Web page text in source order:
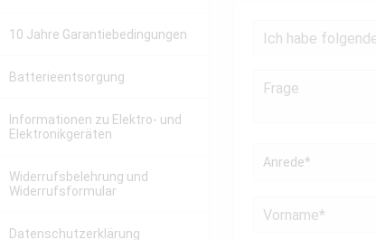
10 Jahre Garantiebedingungen
Batterieentsorgung
Informationen zu Elektro- und
Elektronikgeräten
Widerrufsbelehrung und
Widerrufsformular
Datenschutzerklärung